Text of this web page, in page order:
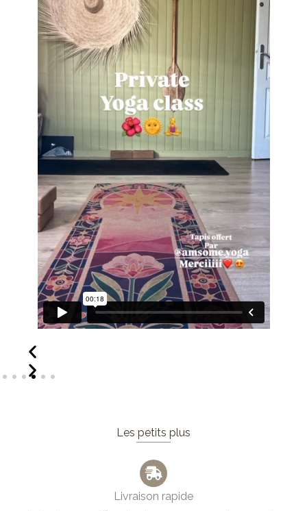
Les petits plus
Livraison rapide